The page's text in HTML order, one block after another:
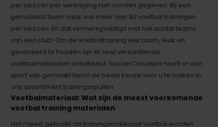
per seizoen per vereniging niet worden gegeven. Bij een
gemiddeld team vaak wel meer dan 80 voetbal trainingen
per seizoen. En dat vermenigvuldigd met het aantal teams
van een club! Om de voetbaltraining leerzaam, leuk en
gevarieerd te houden zijn er veel verschillende
voetbalmaterialen ontwikkeld. SoccerConcepts heeft er een
sport van gemaakt hierin de beste keuze voor u te maken in
ons assortiment trainingsspullen
Voetbalmateriaal: Wat zijn de meest voorkomende
voetbal training materialen
Het meest gebruikt als trainingsmateriaal voetbal worden